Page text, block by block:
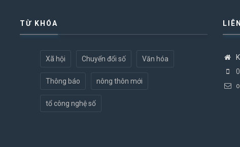
TỪ KHÓA
Xã hội Chuyển đổi số Văn hóa
Thông báo nông thôn mới
tổ công nghệ số